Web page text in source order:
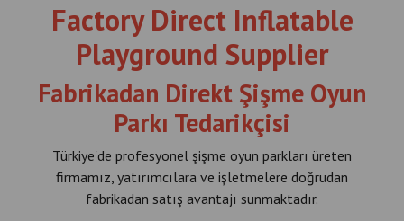
Factory Direct Inflatable
Playground Supplier
Fabrikadan Direkt Şişme Oyun
Parkı Tedarikçisi
Türkiye'de profesyonel şişme oyun parkları üreten
firmamız, yatırımcılara ve işletmelere doğrudan
fabrikadan satış avantajı sunmaktadır.